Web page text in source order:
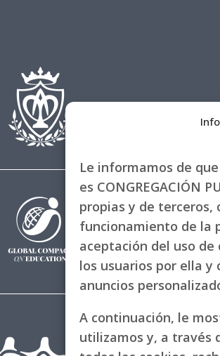
Le informamos de
es CONGREGACIÓN
propias y de
funcionamiento de la
aceptación del uso de
los usuarios por ella
anuncios
A continuación, le
utilizamos y, a través